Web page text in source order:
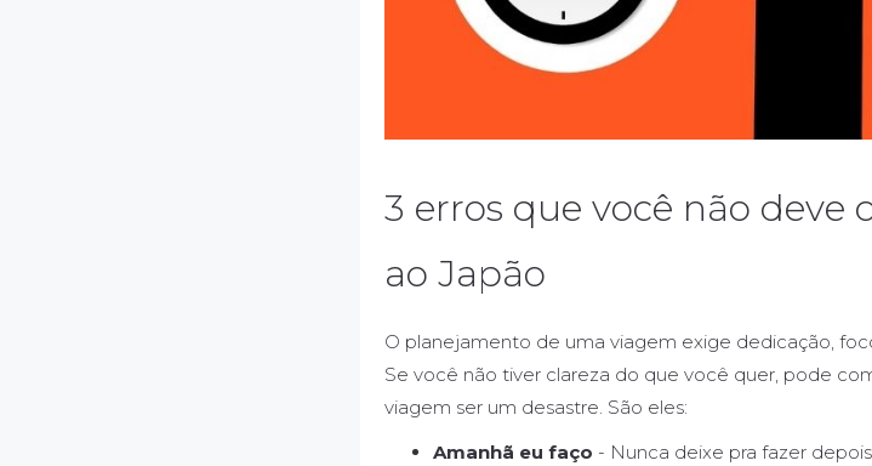
3 erros que você não deve
ao Japão
O planejamento de uma viagem exige dedicação,
Se você não tiver clareza do que você quer, pode
viagem ser um desastre. São eles:
Amanhã eu faço - Nunca deixe pra fazer